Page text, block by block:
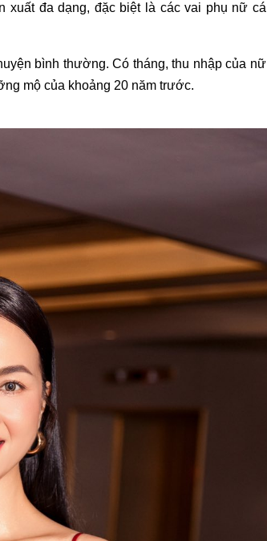
xuất đa dạng, đặc biệt là các vai phụ nữ cá
bình thường. Có tháng, thu nhập của nữ
mộ của khoảng 20 năm trước.